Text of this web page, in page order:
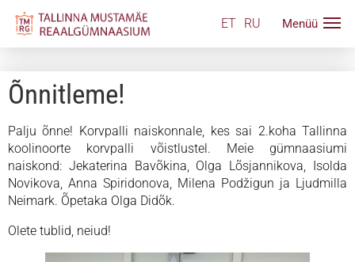
ET RU
Õnnitleme!
Palju õnne! Korvpalli naiskonnale, kes sai 2.koha Tallinna
koolinoorte korvpalli võistlustel. Meie gümnaasiumi
naiskond: Jekaterina Bavõkina, Olga Lõsjannikova, Isolda
Novikova, Anna Spiridonova, Milena Podžigun ja Ljudmilla
Neimark. Õpetaka Olga Didõk.
Olete tublid, neiud!